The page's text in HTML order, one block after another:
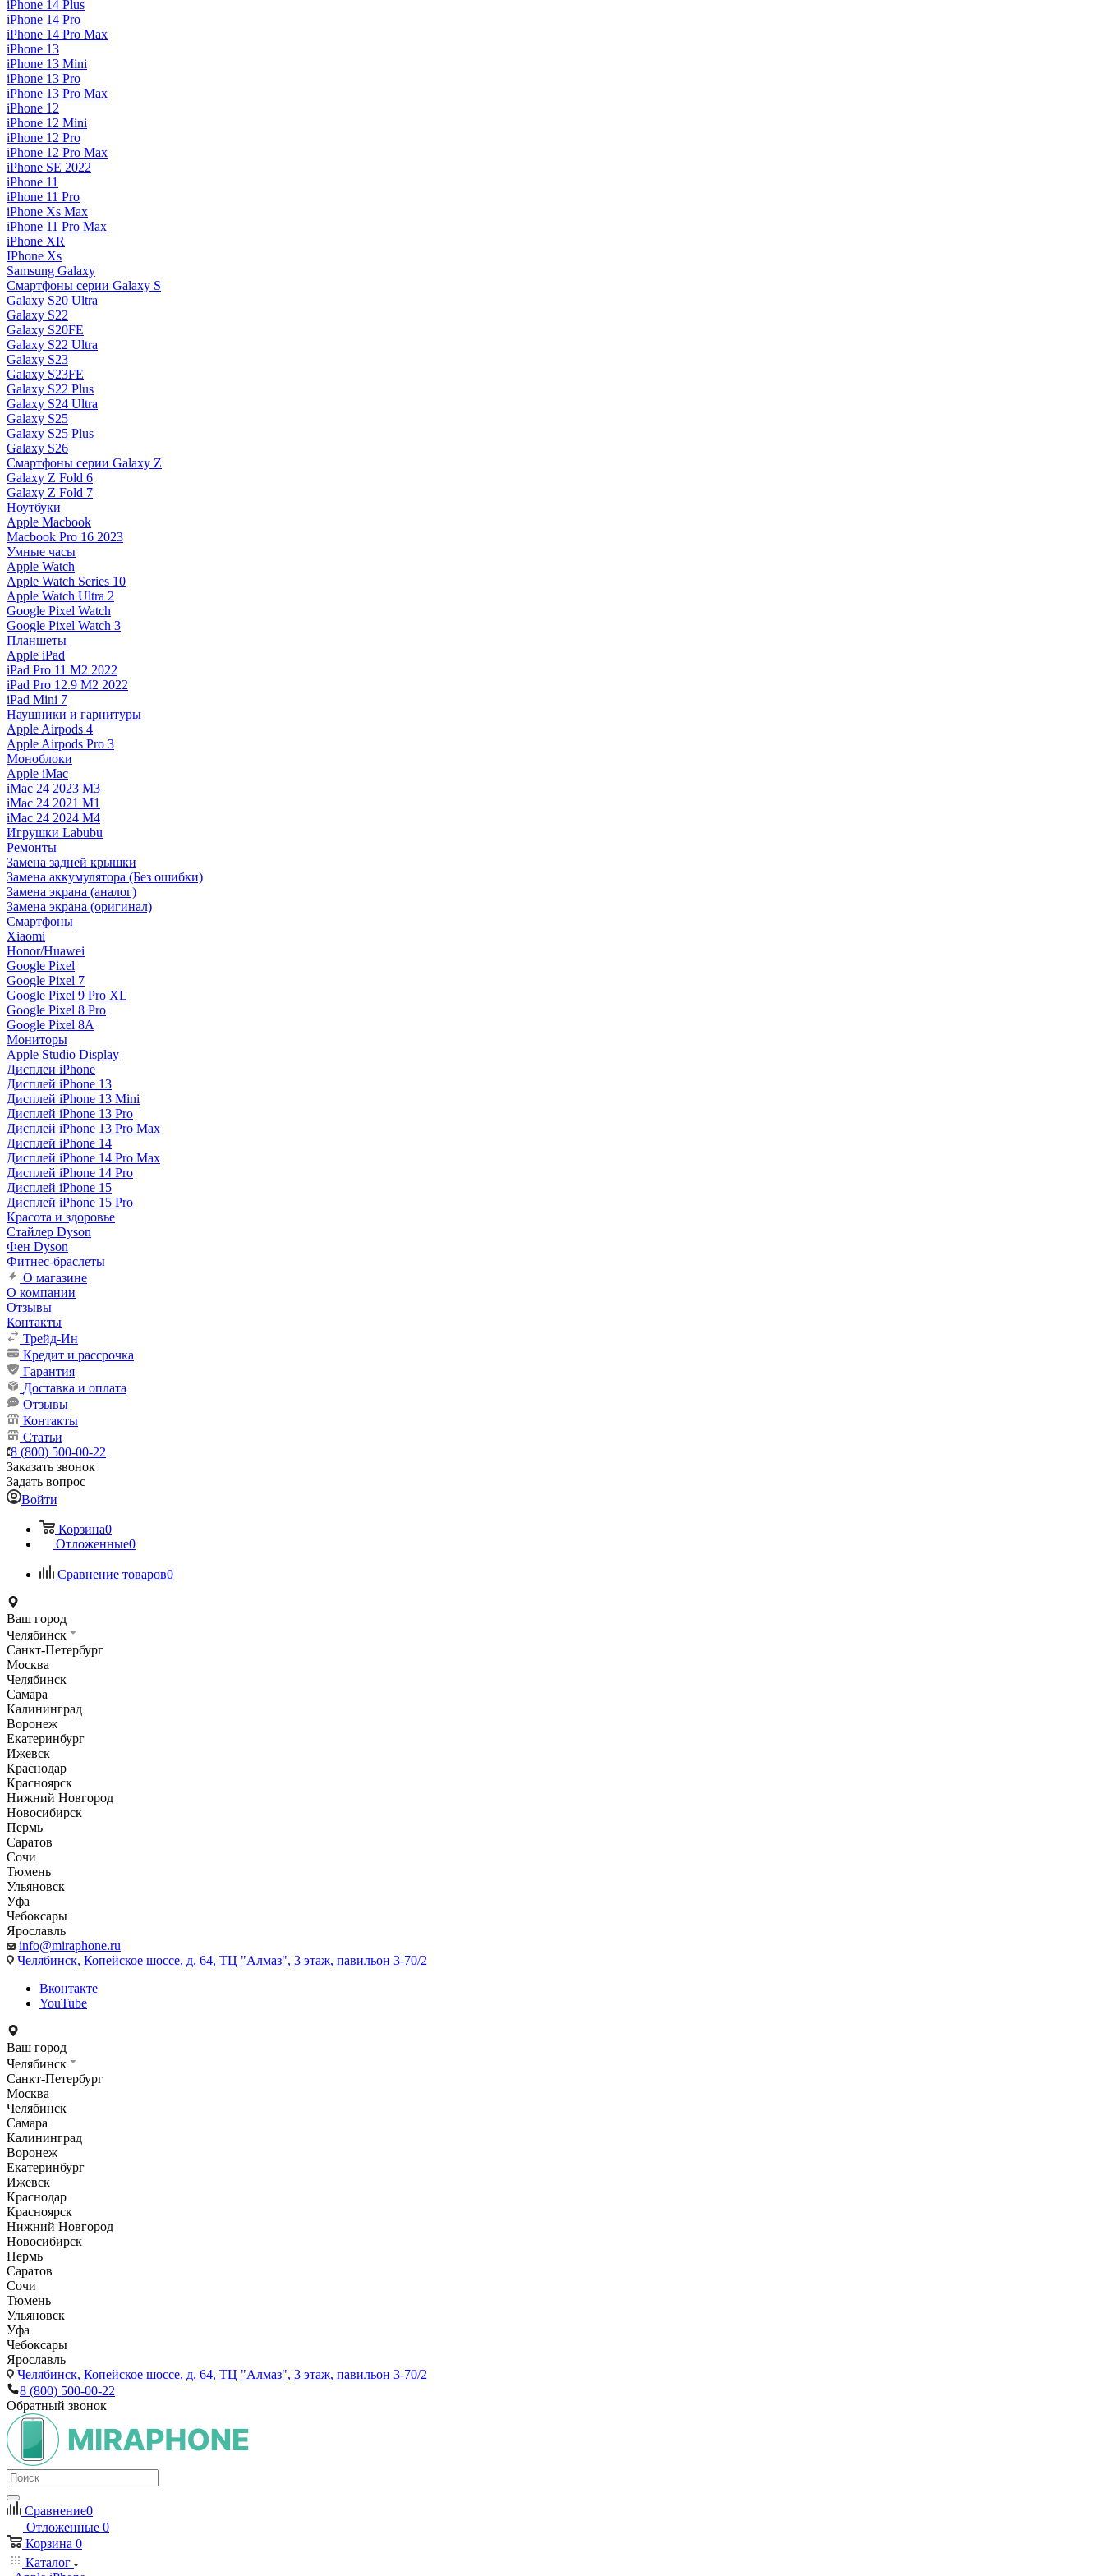
iPhone 14 Plus
iPhone 14 Pro
iPhone 14 Pro Max
iPhone 13
iPhone 13 Mini
iPhone 13 Pro
iPhone 13 Pro Max
iPhone 12
iPhone 12 Mini
iPhone 12 Pro
iPhone 12 Pro Max
iPhone SE 2022
iPhone 11
iPhone 11 Pro
iPhone Xs Max
iPhone 11 Pro Max
iPhone XR
IPhone Xs
Samsung Galaxy
Смартфоны серии Galaxy S
Galaxy S20 Ultra
Galaxy S22
Galaxy S20FE
Galaxy S22 Ultra
Galaxy S23
Galaxy S23FE
Galaxy S22 Plus
Galaxy S24 Ultra
Galaxy S25
Galaxy S25 Plus
Galaxy S26
Смартфоны серии Galaxy Z
Galaxy Z Fold 6
Galaxy Z Fold 7
Ноутбуки
Apple Macbook
Macbook Pro 16 2023
Умные часы
Apple Watch
Apple Watch Series 10
Apple Watch Ultra 2
Google Pixel Watch
Google Pixel Watch 3
Планшеты
Apple iPad
iPad Pro 11 M2 2022
iPad Pro 12.9 M2 2022
iPad Mini 7
Наушники и гарнитуры
Apple Airpods 4
Apple Airpods Pro 3
Моноблоки
Apple iMac
iMac 24 2023 M3
iMac 24 2021 M1
iMac 24 2024 M4
Игрушки Labubu
Ремонты
Замена задней крышки
Замена аккумулятора (Без ошибки)
Замена экрана (аналог)
Замена экрана (оригинал)
Смартфоны
Xiaomi
Honor/Huawei
Google Pixel
Google Pixel 7
Google Pixel 9 Pro XL
Google Pixel 8 Pro
Google Pixel 8A
Мониторы
Apple Studio Display
Дисплеи iPhone
Дисплей iPhone 13
Дисплей iPhone 13 Mini
Дисплей iPhone 13 Pro
Дисплей iPhone 13 Pro Max
Дисплей iPhone 14
Дисплей iPhone 14 Pro Max
Дисплей iPhone 14 Pro
Дисплей iPhone 15
Дисплей iPhone 15 Pro
Красота и здоровье
Стайлер Dyson
Фен Dyson
Фитнес-браслеты
О магазине
О компании
Отзывы
Контакты
Трейд-Ин
Кредит и рассрочка
Гарантия
Доставка и оплата
Отзывы
Контакты
Статьи
8 (800) 500-00-22
Заказать звонок
Задать вопрос
Войти
Корзина0
Отложенные0
Сравнение товаров0
Ваш город
Челябинск
Санкт-Петербург
Москва
Челябинск
Самара
Калининград
Воронеж
Екатеринбург
Ижевск
Краснодар
Красноярск
Нижний Новгород
Новосибирск
Пермь
Саратов
Сочи
Тюмень
Ульяновск
Уфа
Чебоксары
Ярославль
info@miraphone.ru
Челябинск, Копейское шоссе, д. 64, ТЦ "Алмаз", 3 этаж, павильон 3-70/2
Вконтакте
YouTube
Ваш город
Челябинск
Санкт-Петербург
Москва
Челябинск
Самара
Калининград
Воронеж
Екатеринбург
Ижевск
Краснодар
Красноярск
Нижний Новгород
Новосибирск
Пермь
Саратов
Сочи
Тюмень
Ульяновск
Уфа
Чебоксары
Ярославль
Челябинск, Копейское шоссе, д. 64, ТЦ "Алмаз", 3 этаж, павильон 3-70/2
8 (800) 500-00-22
Обратный звонок
Сравнение0
Отложенные 0
Корзина 0
Каталог